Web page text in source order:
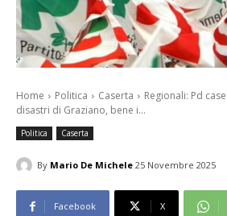
Home Politica Caserta
Regionali: Pd
disastri di Graziano, bene i...
Politica Caserta
By Mario De Michele 25 Novembre 2025
Facebook X